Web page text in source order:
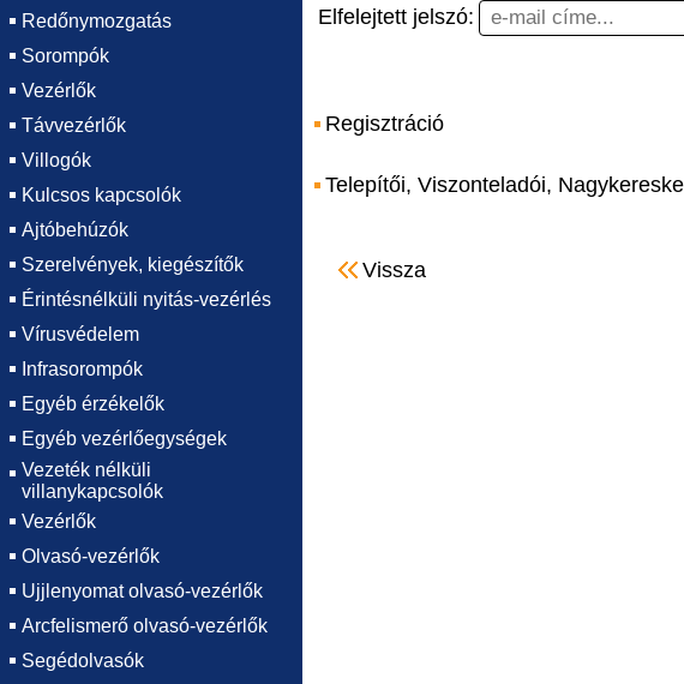
Redőnymozgatás
Sorompók
Vezérlők
Távvezérlők
Villogók
Kulcsos kapcsolók
Ajtóbehúzók
Szerelvények, kiegészítők
Érintésnélküli nyitás-vezérlés
Vírusvédelem
Infrasorompók
Egyéb érzékelők
Egyéb vezérlőegységek
Vezeték nélküli
villanykapcsolók
Vezérlők
Olvasó-vezérlők
Ujjlenyomat olvasó-vezérlők
Arcfelismerő olvasó-vezérlők
Segédolvasók
Elfelejtett jelszó:
Regisztráció
Telepítői, Viszonteladói,
Vissza